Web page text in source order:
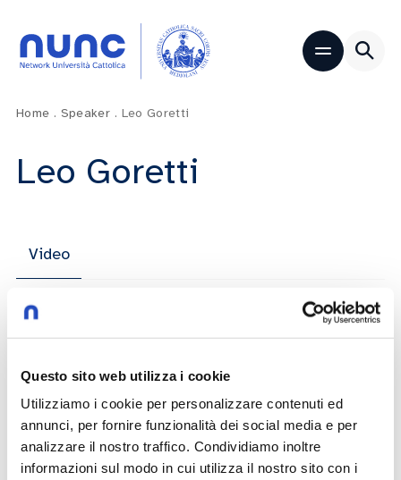
Questo sito web utilizza i cookie
Utilizziamo i cookie per personalizzare contenuti ed
annunci, per fornire funzionalità dei social media e per
analizzare il nostro traffico. Condividiamo inoltre
informazioni sul modo in cui utilizza il nostro sito con i
Home . Speaker . Leo Goretti
Leo Goretti
Video
International Sport in a Multipolar World
03/02/2026